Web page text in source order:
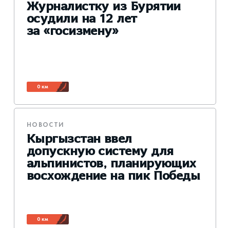
Журналистку из Бурятии
осудили на 12 лет
за «госизмену»
0 км
НОВОСТИ
Кыргызстан ввел
допускную систему для
альпинистов, планирующих
восхождение на пик Победы
0 км